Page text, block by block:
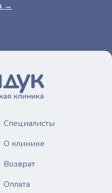
→
Специалисты
О клинике
Возврат
Оплата